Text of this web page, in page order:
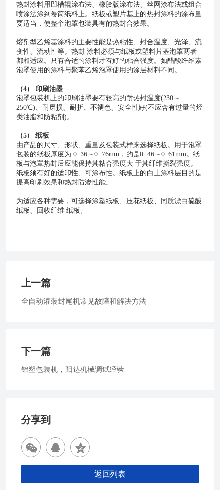
热封涂料用凹槽辊涂布法、橡胶版涂布法、丝网涂布法或组合
喷涂法涂到卷筒纸料上。纸板或塑片基上的热封涂料的涂布量
要适当，使整个泡罩包装具有的热封合效果。
熔剂型乙烯基涂料的主要性能是热粘性、封合温度、光泽、流
变性、流动性等。热封 涂料必须与纸板或塑料片基泡罩两者
都相适应。只有合适的涂料才有好的粘合强度。如醋酸纤维素
泡罩使用的涂料与聚苯乙烯泡罩使用的涂层材料不同。
（4） 印刷油墨
泡罩包装机上的印刷油墨要有较高的耐热封温度(230～
250℃)、耐磨损、耐折、不褪色、安全性好(不应含有过量的烃
类油脂和防粘剂)。
（5） 纸板
由产品的尺寸、形状、重量及包装式样来选择纸板。用于泡罩
包装的纸板厚度为 0. 36～0. 76mm，的是0. 46～0. 61mm。纸
板与泡罩热封后应能保持其粘合强度大 于其纤维撕裂强度。
纸板须有好的适印性、可涂布性。纸板上的白土涂料层目的是
提高印刷效果和热封防渗性能。
为适应各种需要，可选择涂塑纸板、压花纸板、同质漂白硫酸
纸板、回收纤维 纸板。
上一篇
全自动灌装封尾机常见故障和解决方法
下一篇
铝塑包装机，阳达机械调试经验
分享到
返回列表